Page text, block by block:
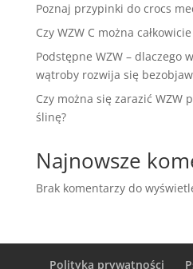
Poznaj przypinki do crocs
Czy WZW C można
Podstępne WZW – dlaczego
wątroby rozwija się
Czy można się zarazić WZW
ślinę?
Najnowsze
Brak komentarzy do
Polityka prywatności